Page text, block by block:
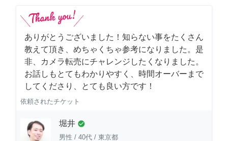
ありがとうございました！知らない事をたくさん
教えて頂き、めちゃくちゃ参考になりました。是
非、カメラ転売にチャレンジしたくなりました。
お話しもとてもわかりやすく、時間オーバーまで
してくださり、とても良い方です！
依頼されたチケット
堀井 check_circle
男性 / 40代 / 東京都